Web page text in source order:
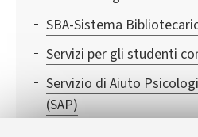
SBA-Sistema
Servizi per gli studenti
Servizio di Aiuto
(SAP)